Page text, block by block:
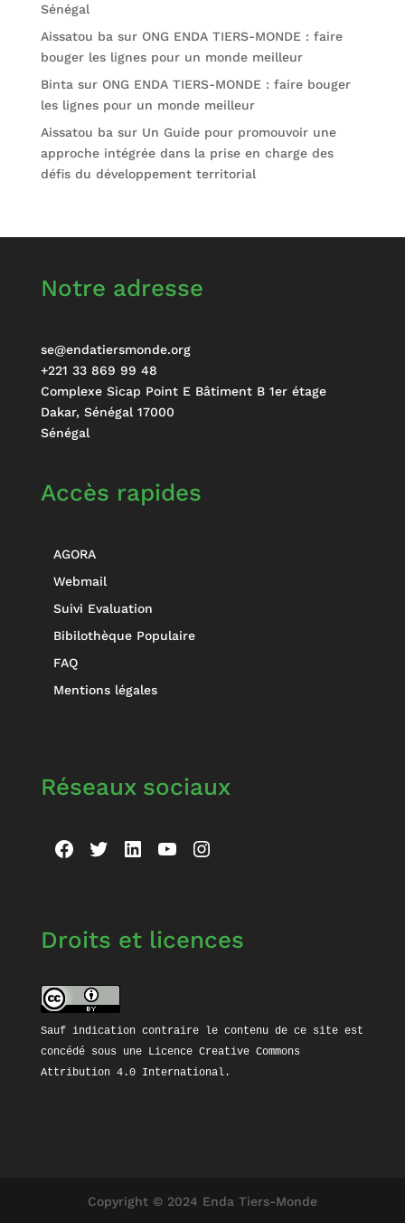
Sénégal
Aissatou ba sur ONG ENDA TIERS-MONDE : faire
bouger les lignes pour un monde meilleur
Binta sur ONG ENDA TIERS-MONDE : faire bouger
les lignes pour un monde meilleur
Aissatou ba sur Un Guide pour promouvoir une
approche intégrée dans la prise en charge des
défis du développement territorial
Notre adresse
se@endatiersmonde.org
+221 33 869 99 48
Complexe Sicap Point E Bâtiment B 1er étage
Dakar, Sénégal 17000
Sénégal
Accès rapides
AGORA
Webmail
Suivi Evaluation
Bibilothèque Populaire
FAQ
Mentions légales
Réseaux sociaux
Facebook
Twitter
LinkedIn
YouTubeInstagram
Droits et licences
Sauf indication contraire le contenu de ce site est
concédé sous une
Licence Creative Commons
Attribution 4.0 International
Copyright © 2024 Enda Tiers-Monde